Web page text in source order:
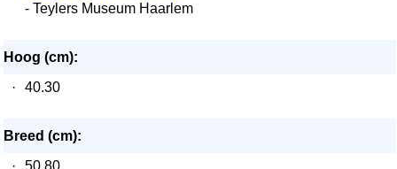
- Teylers Museum Haarlem
Hoog (cm):
·
40.30
Breed (cm):
·
50.80